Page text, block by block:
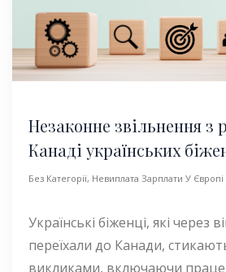
Незаконне звільнення з
Канаді українських
Без Категорії, Невиплата Зарплати У Європі
Українські біженці, які через
переїхали до Канади,
викликами, включаючи